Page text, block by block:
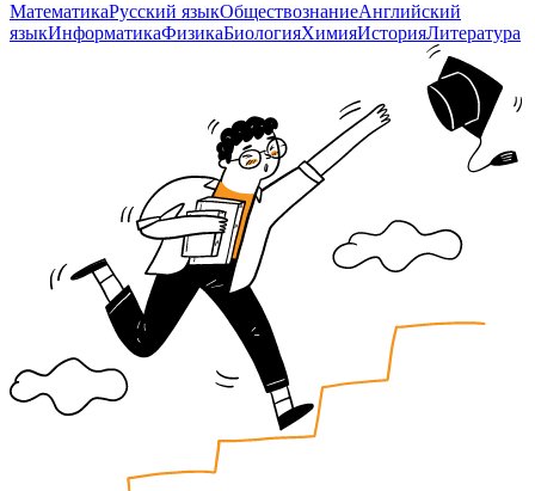
МатематикаРусский языкОбществознаниеАнглийский
языкИнформатикаФизикаБиологияХимияИсторияЛитература